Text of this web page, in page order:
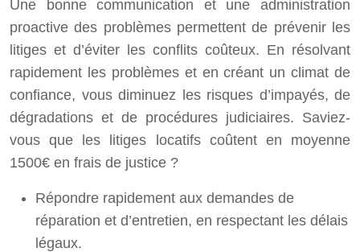
Une bonne communication et une administration
proactive des problèmes permettent de prévenir les
litiges et d’éviter les conflits coûteux. En résolvant
rapidement les problèmes et en créant un climat de
confiance, vous diminuez les risques d’impayés, de
dégradations et de procédures judiciaires. Saviez-
vous que les litiges locatifs coûtent en moyenne
1500€ en frais de justice ?
Répondre rapidement aux demandes de
réparation et d’entretien, en respectant les délais
légaux.